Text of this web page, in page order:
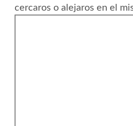
cercaros o alejaros en el